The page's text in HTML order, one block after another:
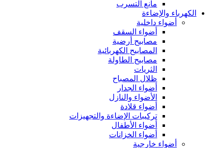
مانع التسرب
الكهرباء والإضاءة
أضواء داخلية
أضواء السقف
مصابيح أرضية
المصابيح الكهربائية
مصابيح الطاولة
الثريات
ظلال المصباح
أضواء الجدار
الأضواء والنازل
أضواء قلادة
تركيبات الإضاءة والتجهيزات
أضواء الأطفال
أضواء الخزانات
أضواء خارجية